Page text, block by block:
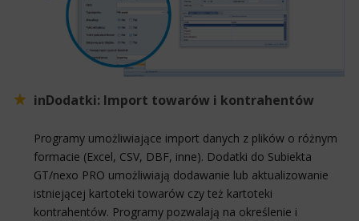
inDodatki: Import towarów i kontrahentów
Programy umożliwiające import danych z plików o różnym
formacie (Excel, CSV, DBF, inne). Dodatki do Subiekta
GT/nexo PRO umożliwiają dodawanie lub aktualizowanie
istniejącej kartoteki towarów czy też kartoteki
kontrahentów. Programy pozwalają na określenie i